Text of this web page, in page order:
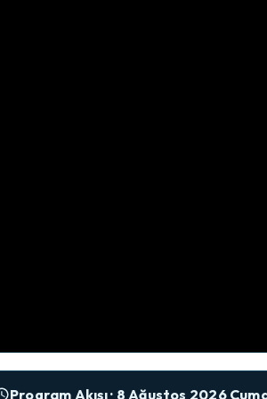
Telif haklarından dolayı CNN Türk canlı
Program Akışı · 8 Ağustos 2026